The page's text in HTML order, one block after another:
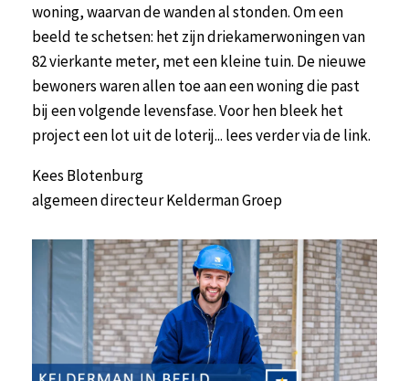
woning, waarvan de wanden al stonden. Om een
beeld te schetsen: het zijn driekamerwoningen van
82 vierkante meter, met een kleine tuin. De nieuwe
bewoners waren allen toe aan een woning die past
bij een volgende levensfase. Voor hen bleek het
project een lot uit de loterij... lees verder via de link.
Kees Blotenburg
algemeen directeur Kelderman Groep